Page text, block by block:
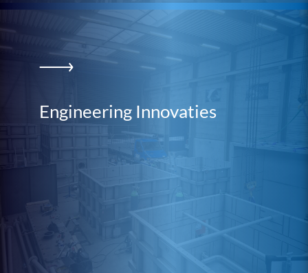
Engineering Innovaties